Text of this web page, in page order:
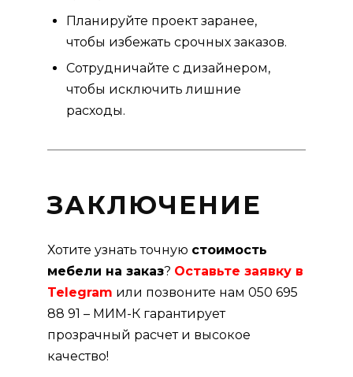
Планируйте проект заранее,
чтобы избежать срочных заказов.
Сотрудничайте с дизайнером,
чтобы исключить лишние
расходы.
ЗАКЛЮЧЕНИЕ
Хотите узнать точную стоимость
мебели на заказ? Оставьте заявку в
Telegram или позвоните нам 050 695
88 91 – МИМ-К гарантирует
прозрачный расчет и высокое
качество!